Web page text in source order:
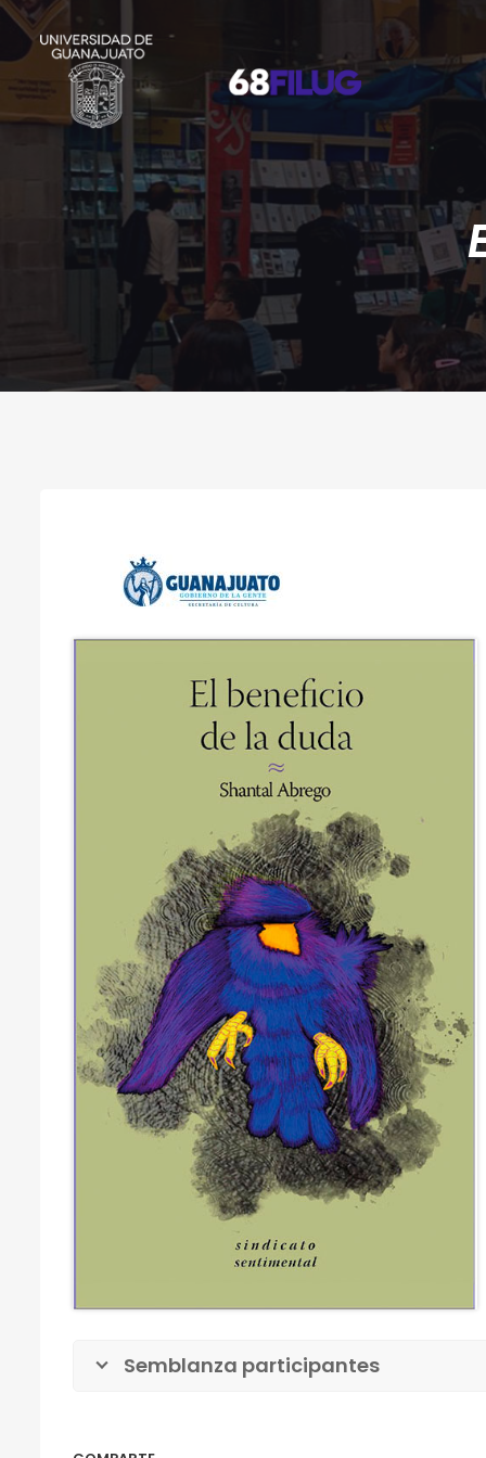
Semblanza participantes